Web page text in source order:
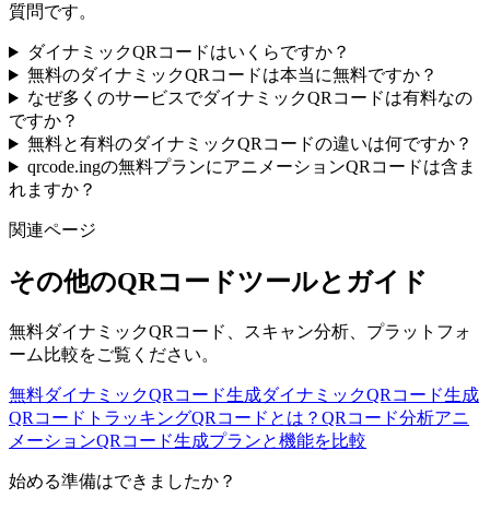
質問です。
ダイナミックQRコードはいくらですか？
無料のダイナミックQRコードは本当に無料ですか？
なぜ多くのサービスでダイナミックQRコードは有料なの
ですか？
無料と有料のダイナミックQRコードの違いは何ですか？
qrcode.ingの無料プランにアニメーションQRコードは含ま
れますか？
関連ページ
その他のQRコードツールとガイド
無料ダイナミックQRコード、スキャン分析、プラットフォ
ーム比較をご覧ください。
無料ダイナミックQRコード生成ダイナミックQRコード生成
QRコードトラッキングQRコードとは？ QRコード分析アニ
メーションQRコード生成プランと機能を比較
始める準備はできましたか？